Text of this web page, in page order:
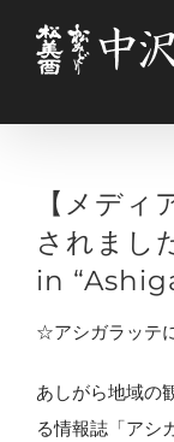
【メデ
されま
in
☆アシガラッテ
あしがら地域の
る情報誌「アシ